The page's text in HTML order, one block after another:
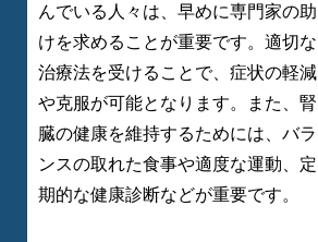
んでいる人々は、早めに専門家の助
けを求めることが重要です。適切な
治療法を受けることで、症状の軽減
や克服が可能となります。また、腎
臓の健康を維持するためには、バラ
ンスの取れた食事や適度な運動、定
期的な健康診断などが重要です。